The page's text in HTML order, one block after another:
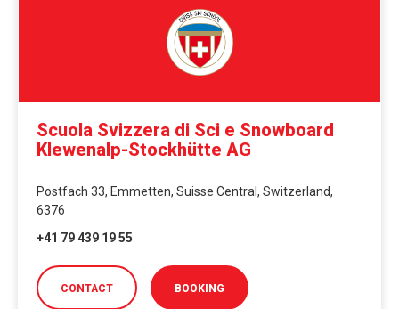
Scuola Svizzera di Sci e Snowboard
Klewenalp-Stockhütte AG
Postfach 33, Emmetten, Suisse Central, Switzerland,
6376
+41 79 439 19 55
CONTACT BOOKING